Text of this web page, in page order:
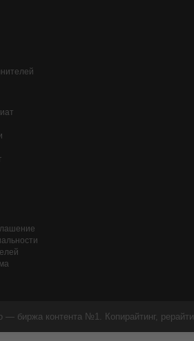
— биржа контента №1. Копирайтинг,